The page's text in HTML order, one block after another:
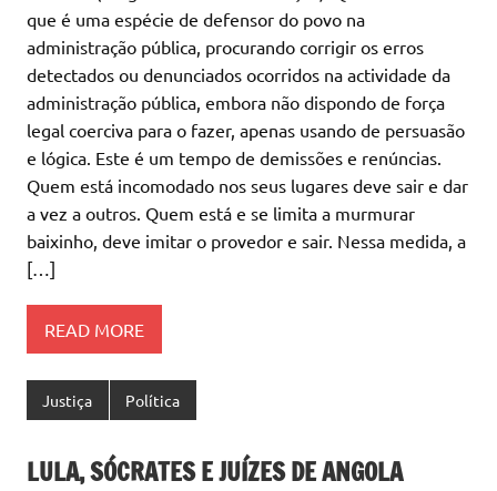
que é uma espécie de defensor do povo na
administração pública, procurando corrigir os erros
detectados ou denunciados ocorridos na actividade da
administração pública, embora não dispondo de força
legal coerciva para o fazer, apenas usando de persuasão
e lógica. Este é um tempo de demissões e renúncias.
Quem está incomodado nos seus lugares deve sair e dar
a vez a outros. Quem está e se limita a murmurar
baixinho, deve imitar o provedor e sair. Nessa medida, a
[…]
READ MORE
Justiça Política
LULA, SÓCRATES E JUÍZES DE ANGOLA